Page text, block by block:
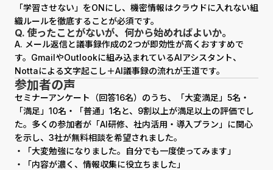
「学習させない」をONにし、機密情報はクラウドに入れない組
織ルールを徹底することが必須です。
Q. 使ったことがないが、何から始めればよいか。
A. メール返信と議事録作成の2つが即効性が高くおすすめで
す。GmailやOutlookに組み込まれているAIアシスタント、
Nottaによる文字起こし＋AI議事録の流れが王道です。
参加者の声
セミナーアンケート（回答16名）のうち、「大変満足」5名・
「満足」10名・「普通」1名と、9割以上が満足以上の評価でし
た。多くの参加者が「AI研修、社内活用・導入プラン」に関心
を示し、3社が無料相談を希望されました。
・「大変勉強になりました。自分でも一度使ってみます」
・「内容が濃く、情報収集に役立ちました」